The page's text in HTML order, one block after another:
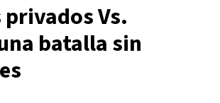
Vs.
batalla sin